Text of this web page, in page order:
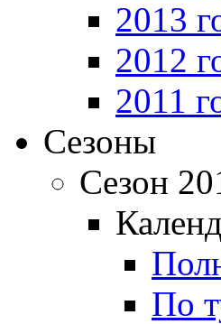
2013
2012
2011
Сезоны
Сезон
По